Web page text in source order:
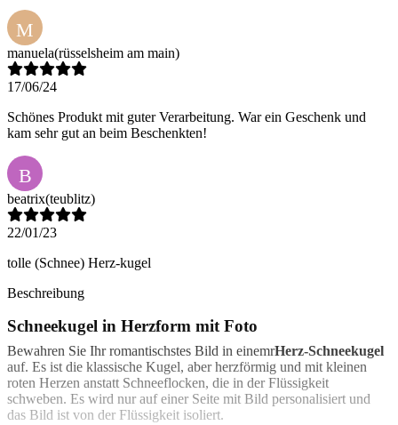
M
manuela(rüsselsheim am main)
17/06/24
Schönes Produkt mit guter Verarbeitung. War ein Geschenk und
kam sehr gut an beim Beschenkten!
B
beatrix(teublitz)
22/01/23
tolle (Schnee) Herz-kugel
Beschreibung
Schneekugel in Herzform mit Foto
Bewahren Sie Ihr romantischstes Bild in einemrHerz-Schneekugel
auf. Es ist die klassische Kugel, aber herzförmig und mit kleinen
roten Herzen anstatt Schneeflocken, die in der Flüssigkeit
schweben. Es wird nur auf einer Seite mit Bild personalisiert und
das Bild ist von der Flüssigkeit isoliert.